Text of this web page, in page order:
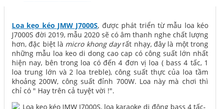
Loa kẹo kéo JMW J7000S, được phát triển từ mẫu loa kéo
J7000S đời 2019, mẫu 2020 sẽ có âm thanh nghe chất lượng
hơn, đặc biệt là micro khong dayrất nhạy, đây là một trong
những mẫu loa keo di dong cao cap có công suất lớn nhất
hiện nay, bên trong loa có đến 4 đơn vị loa ( bass 4 tấc, 1
loa trung lớn và 2 loa treble), công suất thực của loa tầm
khoảng 200W, công suất đỉnh 700W. Loa này mà chơi thì
chỉ có " Hay trên cả tuyệt vời !".